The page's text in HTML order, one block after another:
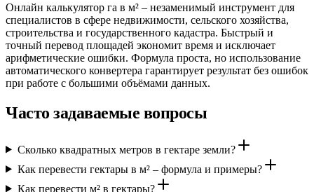
Онлайн калькулятор га в м² – незаменимый инструмент для
специалистов в сфере недвижимости, сельского хозяйства,
строительства и государственного кадастра. Быстрый и
точный перевод площадей экономит время и исключает
арифметические ошибки. Формула проста, но использование
автоматического конвертера гарантирует результат без ошибок
при работе с большими объёмами данных.
Часто задаваемые вопросы
Сколько квадратных метров в гектаре земли?
Как перевести гектары в м² – формула и примеры?
Как перевести м² в гектары?